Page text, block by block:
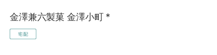
金澤兼六製菓 金澤小町 *